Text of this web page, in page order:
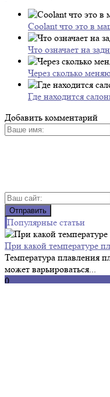
Coolant что это в
Что означает на
Через сколько
Где находится
Добавить комментарий
Популярные статьи
При какой температуре
Температура плавления
может варьироваться...
0